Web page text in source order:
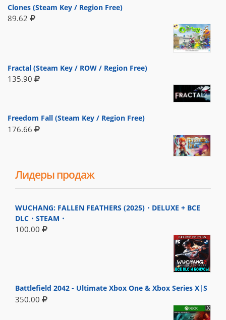
Clones (Steam Key / Region Free)
89.62
Fractal (Steam Key / ROW / Region Free)
135.90
Freedom Fall (Steam Key / Region Free)
176.66
Лидеры продаж
WUCHANG: FALLEN FEATHERS (2025)・DELUXE + ВСЕ
DLC・STEAM・
100.00
Battlefield 2042 - Ultimate Xbox One & Xbox Series X|S
350.00